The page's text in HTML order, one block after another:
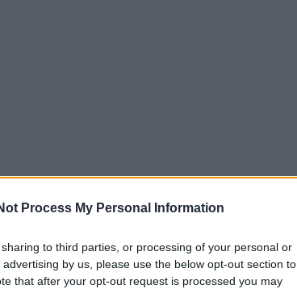
Process My Personal Information
to third parties, or processing of your personal or
by us, please use the below opt-out section to
that after your opt-out request is processed you may